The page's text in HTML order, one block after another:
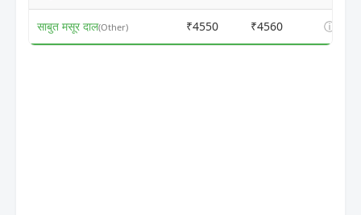
साबुत मसूर दाल(Other) ₹4550 ₹4560 ⓘ